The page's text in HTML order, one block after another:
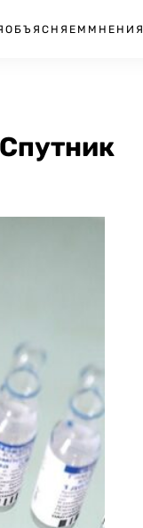
ОБЪЯСНЯЕМ МНЕНИЯ